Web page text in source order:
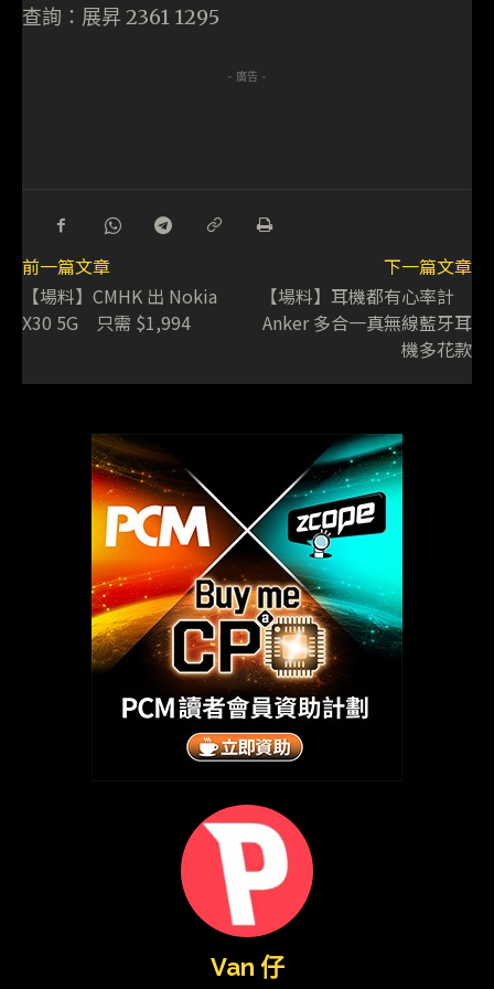
查詢：展昇 2361 1295
- 廣告 -
前一篇文章
【場料】CMHK 出 Nokia
X30 5G 只需 $1,994
下一篇文章
【場料】耳機都有心率計
Anker 多合一真無線藍牙耳
機多花款
Van 仔